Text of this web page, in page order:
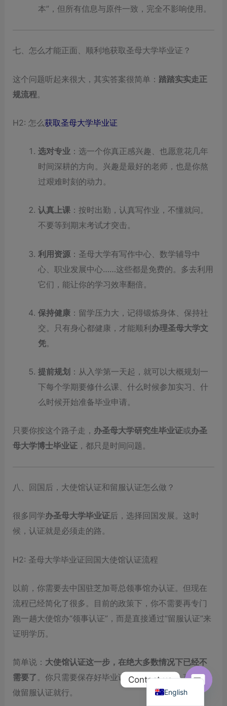
本”，但所有信息与原件一致，完全不影响使用。
七、怎么才能正面、顺利地获取圣母大学毕业证？
这个问题听起来很大，其实答案很简单： 踏踏实实走正
规流程。
H2: 怎么获取圣母大学毕业证
选对专业：选一个你真正感兴趣、也愿意花几年
时间深耕的方向。兴趣是最好的老师，也是你熬
过艰难时刻的动力。
认真上课：按时出勤，认真写作业，不懂就问。
不要等到期末考试才突击。
利用资源：圣母大学有写作中心、数学辅导中
心、职业发展中心……这些都是免费的。多去利用
它们，能让你的学习效率翻倍。
保持健康：留学压力大，记得锻炼身体、保持社
交。只有身心都健康，才能顺利办理圣母大学文
凭。
提前规划 ：从入学第一天起，就可以大概规划一
下每个学期要修什么课、什么时候参加实习、什
么时候开始准备毕业申请。
只要你按这个路子走， 办圣母大学研究生毕业证或办圣
母大学博士毕业证 ，都只是时间问题。
八、回国后，大使馆认证和留服认证怎么做？
很多同学办圣母大学毕业证后，选择回国发展。这时
候，认证就是必须走的路。
H2: 圣母大学毕业证回国大使馆认证流程
以前，你需要去中国驻芝加哥总领事馆办认证。但现在
流程已经简化了很多。目前的政策下，你不需要再专门
跑一趟大使馆办“领事认证”，而是直接通过“留服认证”来
证明学历。
简单说： 大使馆认证这一步，在绝大多数情况下已经不
需要了 。你只需要保存好毕业证原件和成绩单，直接去
做留服认证就行。
English
Chinese
Contact us